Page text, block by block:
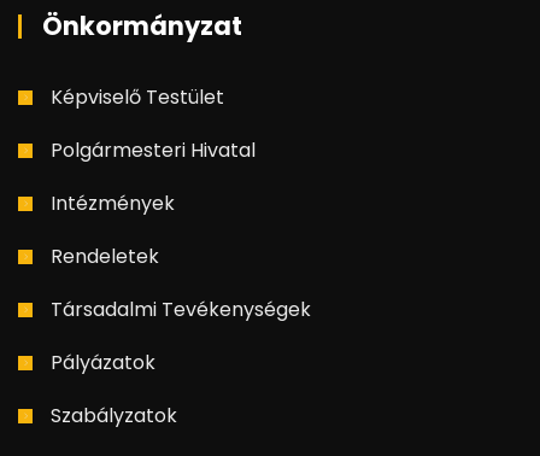
Önkormányzat
Képviselő Testület
Polgármesteri Hivatal
Intézmények
Rendeletek
Társadalmi Tevékenységek
Pályázatok
Szabályzatok